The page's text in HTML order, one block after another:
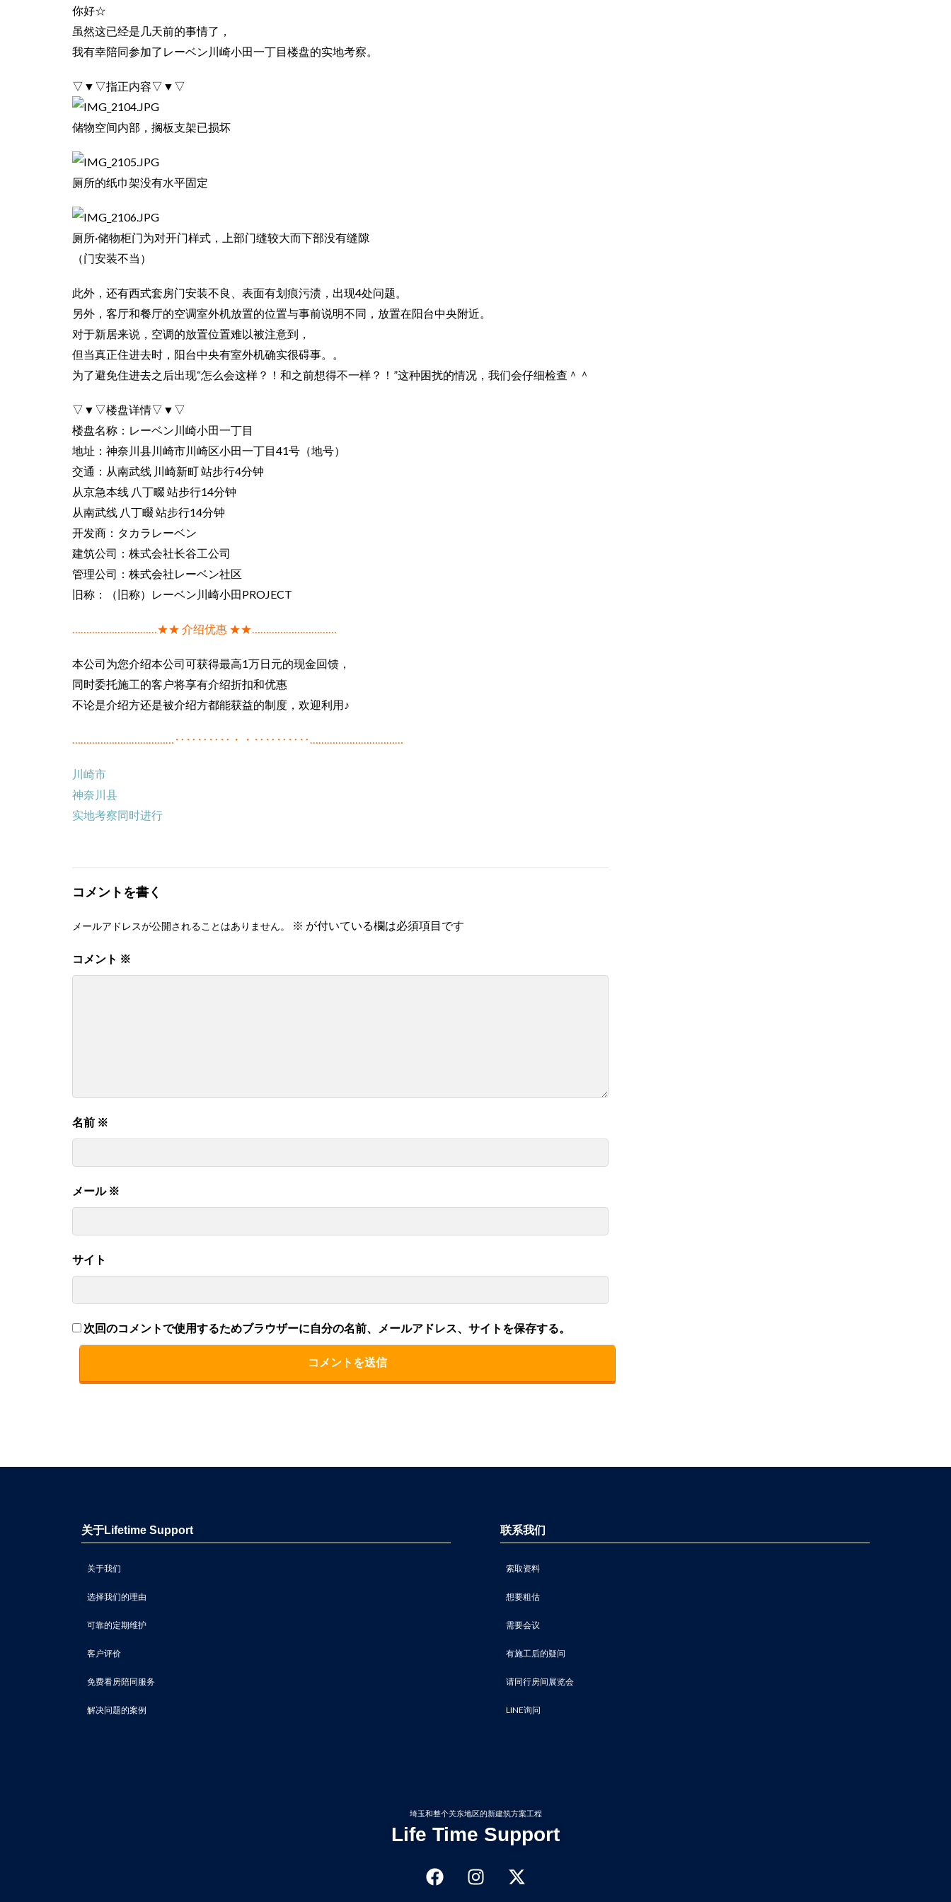
你好☆
虽然这已经是几天前的事情了，
我有幸陪同参加了レーベン川崎小田一丁目楼盘的实地考察。
▽▼▽指正内容▽▼▽
储物空间内部，搁板支架已损坏
厕所的纸巾架没有水平固定
厕所·储物柜门为对开门样式，上部门缝较大而下部没有缝隙
（门安装不当）
此外，还有西式套房门安装不良、表面有划痕污渍，出现4处问题。
另外，客厅和餐厅的空调室外机放置的位置与事前说明不同，放置在阳台中央附近。
对于新居来说，空调的放置位置难以被注意到，
但当真正住进去时，阳台中央有室外机确实很碍事。。
为了避免住进去之后出现“怎么会这样？！和之前想得不一样？！”这种困扰的情况，我们会仔细检查＾＾
▽▼▽楼盘详情▽▼▽
楼盘名称：レーベン川崎小田一丁目
地址：神奈川县川崎市川崎区小田一丁目41号（地号）
交通：从南武线 川崎新町 站步行4分钟
从京急本线 八丁畷 站步行14分钟
从南武线 八丁畷 站步行14分钟
开发商：タカラレーベン
建筑公司：株式会社长谷工公司
管理公司：株式会社レーベン社区
旧称：（旧称）レーベン川崎小田PROJECT
…………………………★★ 介绍优惠 ★★…………………………
本公司为您介绍本公司可获得最高1万日元的现金回馈，
同时委托施工的客户将享有介绍折扣和优惠
不论是介绍方还是被介绍方都能获益的制度，欢迎利用♪
………………………………‥‥‥‥‥・・‥‥‥‥‥……………………………
川崎市
神奈川县
实地考察同时进行
コメントを書く
メールアドレスが公開されることはありません。 ※ が付いている欄は必須項目です
コメント ※
名前 ※
メール ※
サイト
次回のコメントで使用するためブラウザーに自分の名前、メールアドレス、サイトを保存する。
关于Lifetime Support
关于我们
选择我们的理由
可靠的定期维护
客户评价
免费看房陪同服务
解决问题的案例
联系我们
索取资料
想要粗估
需要会议
有施工后的疑问
请同行房间展览会
LINE询问
埼玉和整个关东地区的新建筑方案工程
Life Time Support